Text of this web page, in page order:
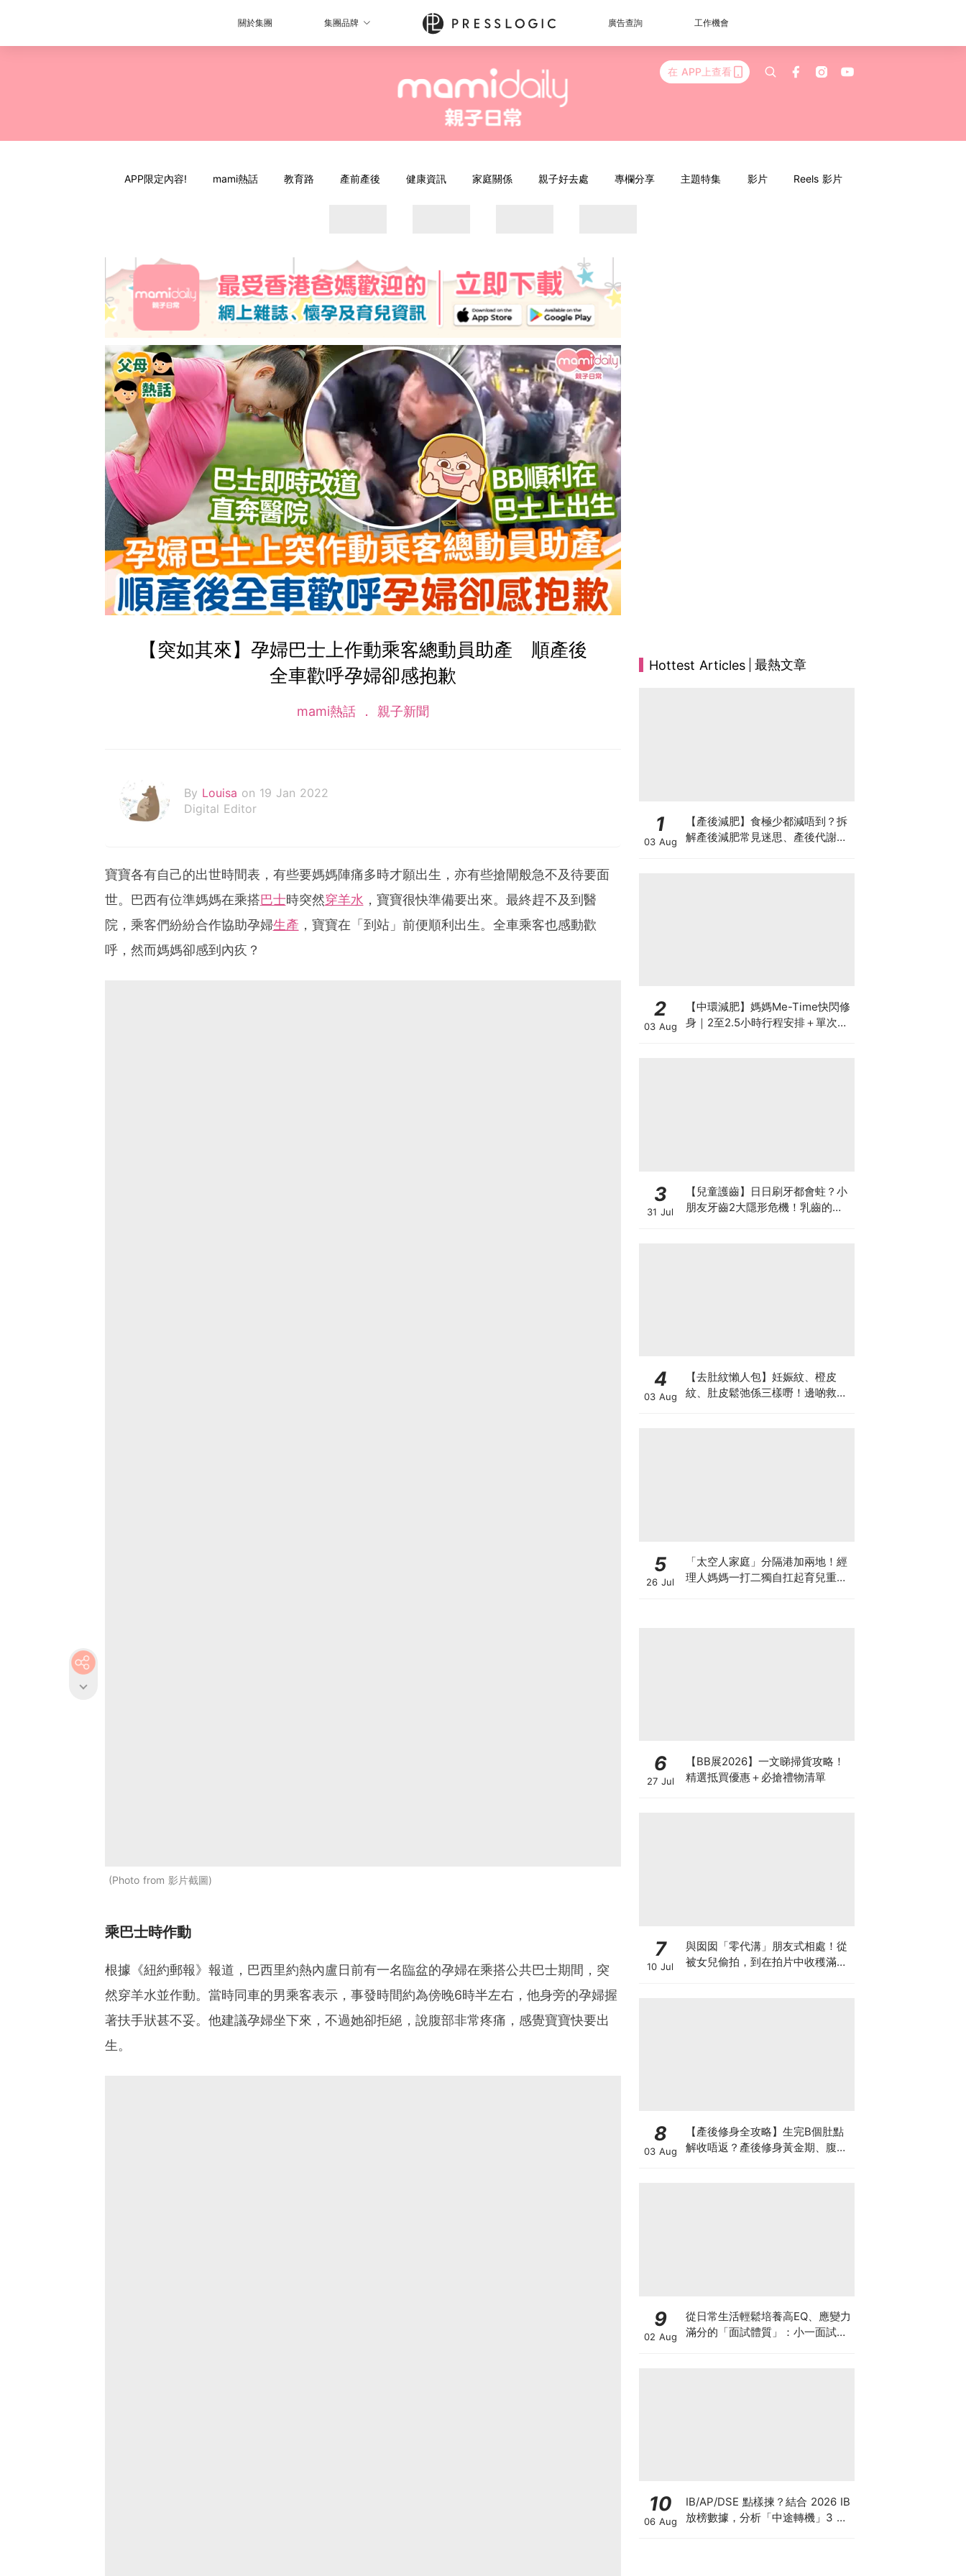
關於集團 集團品牌 廣告查詢 工作機會
在 APP上查看
APP限定內容! mami熱話 教育路 產前產後 健康資訊 家庭關係 親子好去處 專欄分享 主題特集 影片 Reels 影片
【突如其來】孕婦巴士上作動乘客總動員助產 順產後
全車歡呼孕婦卻感抱歉
mami熱話 親子新聞
By Louisa on 19 Jan 2022
Digital Editor
寶寶各有自己的出世時間表，有些要媽媽陣痛多時才願出生，亦有些搶閘般急不及待要面
世。巴西有位準媽媽在乘搭巴士時突然穿羊水 ，寶寶很快準備要出來。最終趕不及到醫
院，乘客們紛紛合作協助孕婦生產 ，寶寶在「到站」前便順利出生。全車乘客也感動歡
呼，然而媽媽卻感到內疚？
Photo from 影片截圖
乘巴士時作動
根據《紐約郵報》報道，巴西里約熱內盧日前有一名臨盆的孕婦在乘搭公共巴士期間，突
然穿羊水並作動。當時同車的男乘客表示，事發時間約為傍晚6時半左右，他身旁的孕婦握
著扶手狀甚不妥。他建議孕婦坐下來，不過她卻拒絕，說腹部非常疼痛，感覺寶寶快要出
生。
Hottest Articles 最熱文章
1
03 Aug
【產後減肥】食極少都減唔到？拆
解產後減肥常見迷思、產後代謝、
2
03 Aug
【中環減肥】媽媽Me-Time快閃修
身｜2至2.5小時行程安排＋單次收
3
31 Jul
【兒童護齒】日日刷牙都會蛀？小
朋友牙齒2大隱形危機！乳齒的琺
4
03 Aug
【去肚紋懶人包】妊娠紋、橙皮
紋、肚皮鬆弛係三樣嘢！邊啲救得
5
26 Jul
「太空人家庭」分隔港加兩地！經
理人媽媽一打二獨自扛起育兒重
6
27 Jul
【BB展2026】一文睇掃貨攻略！
精選抵買優惠＋必搶禮物清單
7
10 Jul
與囡囡「零代溝」朋友式相處！從
被女兒偷拍，到在拍片中收穫滿足
8
03 Aug
【產後修身全攻略】生完B個肚點
解收唔返？產後修身黃金期、腹直
9
02 Aug
從日常生活輕鬆培養高EQ、應變力
滿分的「面試體質」：小一面試最
10
06 Aug
IB/AP/DSE 點樣揀？結合 2026 IB
放榜數據，分析「中途轉機」3 大